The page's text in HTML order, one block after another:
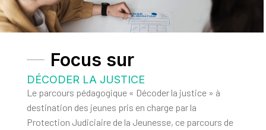
Focus sur
DÉCODER LA JUSTICE
Le parcours pédagogique « Décoder la justice » à
destination des jeunes pris en charge par la
Protection Judiciaire de la Jeunesse, ce parcours de